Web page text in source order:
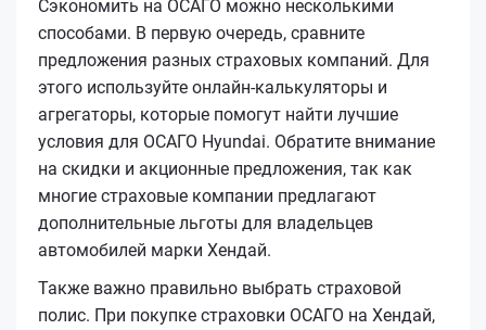
Сэкономить на ОСАГО можно несколькими
способами. В первую очередь, сравните
предложения разных страховых компаний. Для
этого используйте онлайн-калькуляторы и
агрегаторы, которые помогут найти лучшие
условия для ОСАГО Hyundai. Обратите внимание
на скидки и акционные предложения, так как
многие страховые компании предлагают
дополнительные льготы для владельцев
автомобилей марки Хендай.
Также важно правильно выбрать страховой
полис. При покупке страховки ОСАГО на Хендай,